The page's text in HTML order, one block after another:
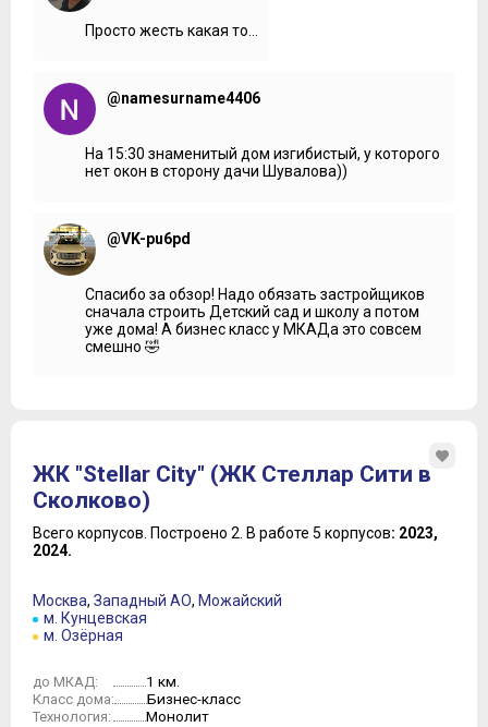
Просто жесть какая то...
@namesurname4406
На 15:30 знаменитый дом изгибистый, у которого
нет окон в сторону дачи Шувалова))
@VK-pu6pd
Спасибо за обзор! Надо обязать застройщиков
сначала строить Детский сад и школу а потом
уже дома! А бизнес класс у МКАДа это совсем
смешно 🤣
ЖК "Stellar City" (ЖК Стеллар Сити в
Сколково)
Всего корпусов. Построено 2. В работе 5 корпусов: 2023,
2024.
Москва, Западный АО, Можайский
м. Кунцевская
м. Озёрная
до МКАД: 1 км.
Класс дома: Бизнес-класс
Технология: Монолит